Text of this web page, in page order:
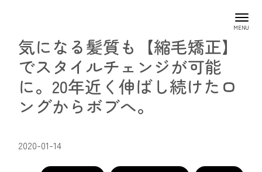
気になる髪質も【縮毛矯正】
でスタイルチェンジが可能
に。20年近く伸ばし続けたロ
ングからボブへ。
2020-01-14